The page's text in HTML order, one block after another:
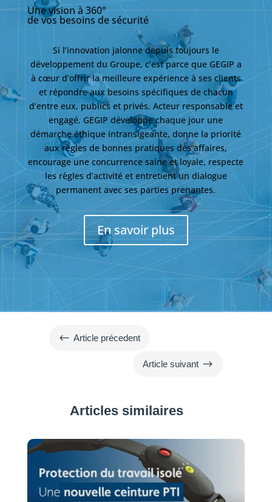
Une vision à 360°
de vos besoins de sécurité
Si l’innovation jalonne depuis toujours le
développement du Groupe, c’est parce que GEGIP a
à cœur d’offrir la meilleure expérience à ses clients
et répondre aux besoins spécifiques de chacun
d’entre eux, publics et privés. Acteur responsable et
engagé, GEGIP développe chaque jour une
démarche éthique intransigeante, donne la priorité
aux règles de bonnes pratiques des affaires,
encourage une concurrence saine et loyale, respecte
les règles d’activité et entretient un dialogue
permanent avec ses parties prenantes.
En savoir plus
# Article précedent
Article suivant $
Articles similaires